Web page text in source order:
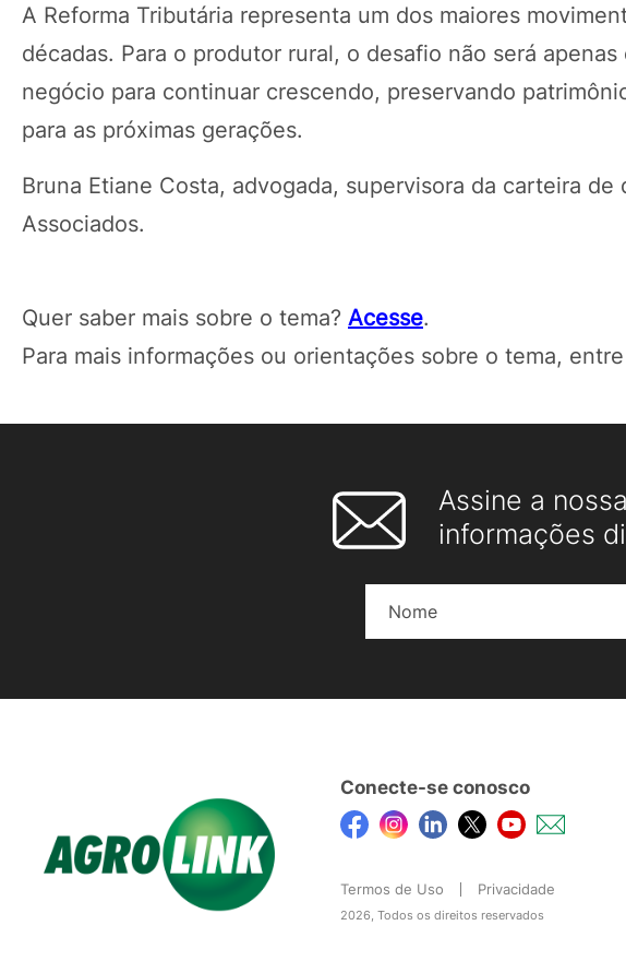
A Reforma Tributária representa um dos maiores
décadas. Para o produtor rural, o desafio não será
negócio para continuar crescendo, preservando
para as próximas gerações.
Bruna Etiane Costa, advogada, supervisora da carteira
Associados.
Quer saber mais sobre o tema? Acesse.
Para mais informações ou orientações sobre o tema,
Assine a
informações
Conecte-se conosco
Termos de Uso Privacidade
2026, Todos os direitos reservados